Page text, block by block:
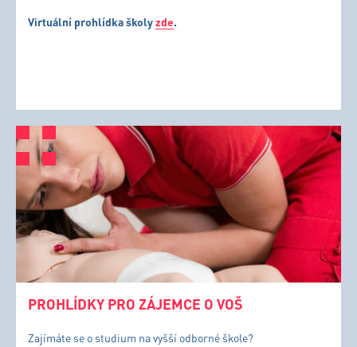
Virtuální prohlídka školyzde.
PROHLÍDKY PRO ZÁJEMCE O VOŠ
Zajímáte se o studium na vyšší odborné škole?